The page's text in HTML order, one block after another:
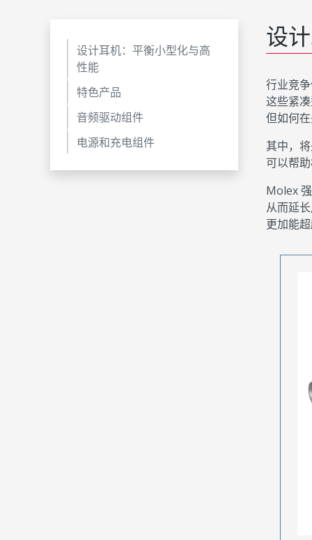
设计耳机：平衡小型化与高
性能
特色产品
音频驱动组件
电源和充电组件
设
行业竞
这些紧
但如何
其中，
可以帮
Molex
从而延
更加能